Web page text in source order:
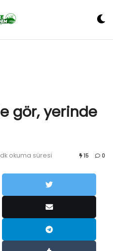
gör, yerinde
okuma süresi 15 0